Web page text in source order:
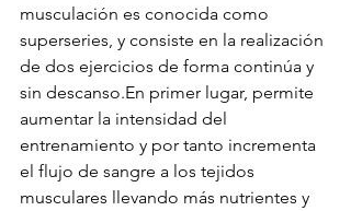
musculación es conocida como
superseries, y consiste en la realización
de dos ejercicios de forma continúa y
sin descanso.En primer lugar, permite
aumentar la intensidad del
entrenamiento y por tanto incrementa
el flujo de sangre a los tejidos
musculares llevando más nutrientes y